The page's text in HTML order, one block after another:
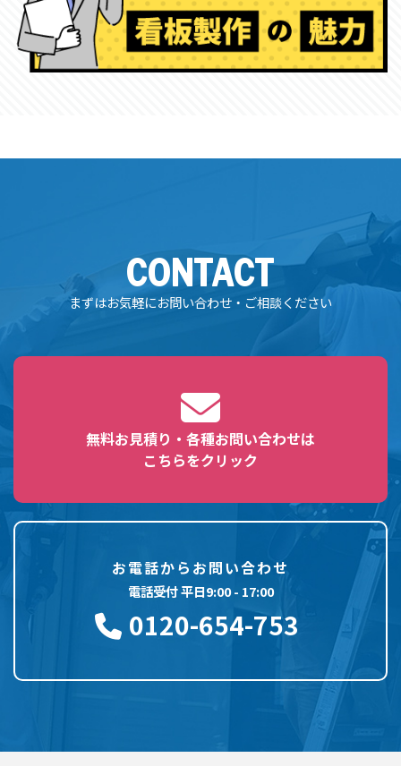
CONTACT
まずはお気軽にお問い合わせ・ご相談ください
無料お見積り・各種お問い合わせは
こちらをクリック
お電話からお問い合わせ
電話受付 平日9:00 - 17:00
0120-654-753